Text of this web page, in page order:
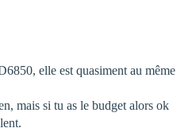
elle est quasiment au même
mais si tu as le budget alors ok